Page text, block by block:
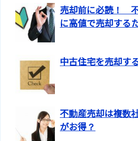
売却前に必読！
に高値で売却する
中古住宅を売却す
不動産売却は複数
がお得？